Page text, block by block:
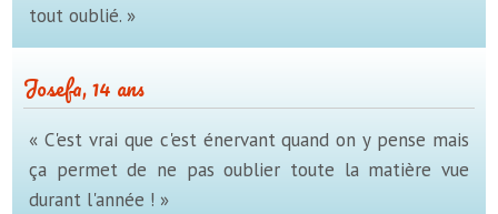
tout oublié. »
Josefa, 14 ans
« C'est vrai que c'est énervant quand on y pense mais
ça permet de ne pas oublier toute la matière vue
durant l'année ! »